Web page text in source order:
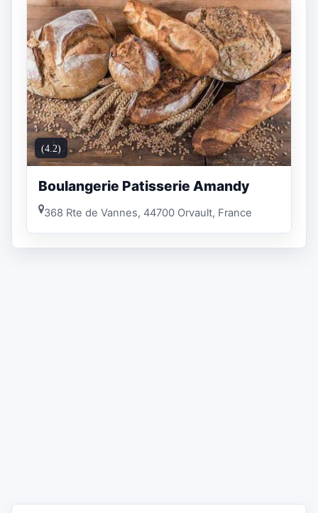
(4.2)
Boulangerie Patisserie Amandy
368 Rte de Vannes, 44700 Orvault, France